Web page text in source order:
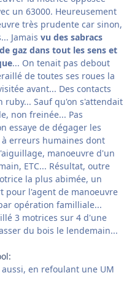
un 63000. Heureusement
très prudente car sinon,
Jamais vu des sabracs
gaz dans tout les sens et
... On tenait pas debout
de toutes ses roues la
avant... Des contacts
ruby... Sauf qu'on s'attendait
non freinée... Pas
essaye de dégager les
erreurs humaines dont
manoeuvre d'un
ETC... Résultat, outre
la plus abimée, un
pour l'agent de manoeuvre
opération familliale...
3 motrices sur 4 d'une
du bois le lendemain...
en refoulant une UM